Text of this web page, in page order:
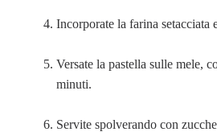
Incorporate la farina setacciata
Versate la pastella sulle mele,
minuti.
Servite spolverando con